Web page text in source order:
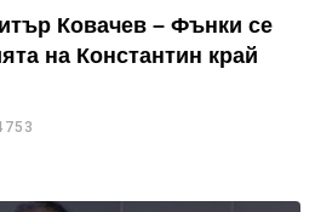
Ковачев – Фънки се
на Константин край